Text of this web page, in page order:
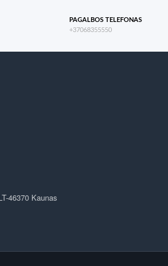
PAGALBOS TELEFONAS
+37068355550
46370 Kaunas